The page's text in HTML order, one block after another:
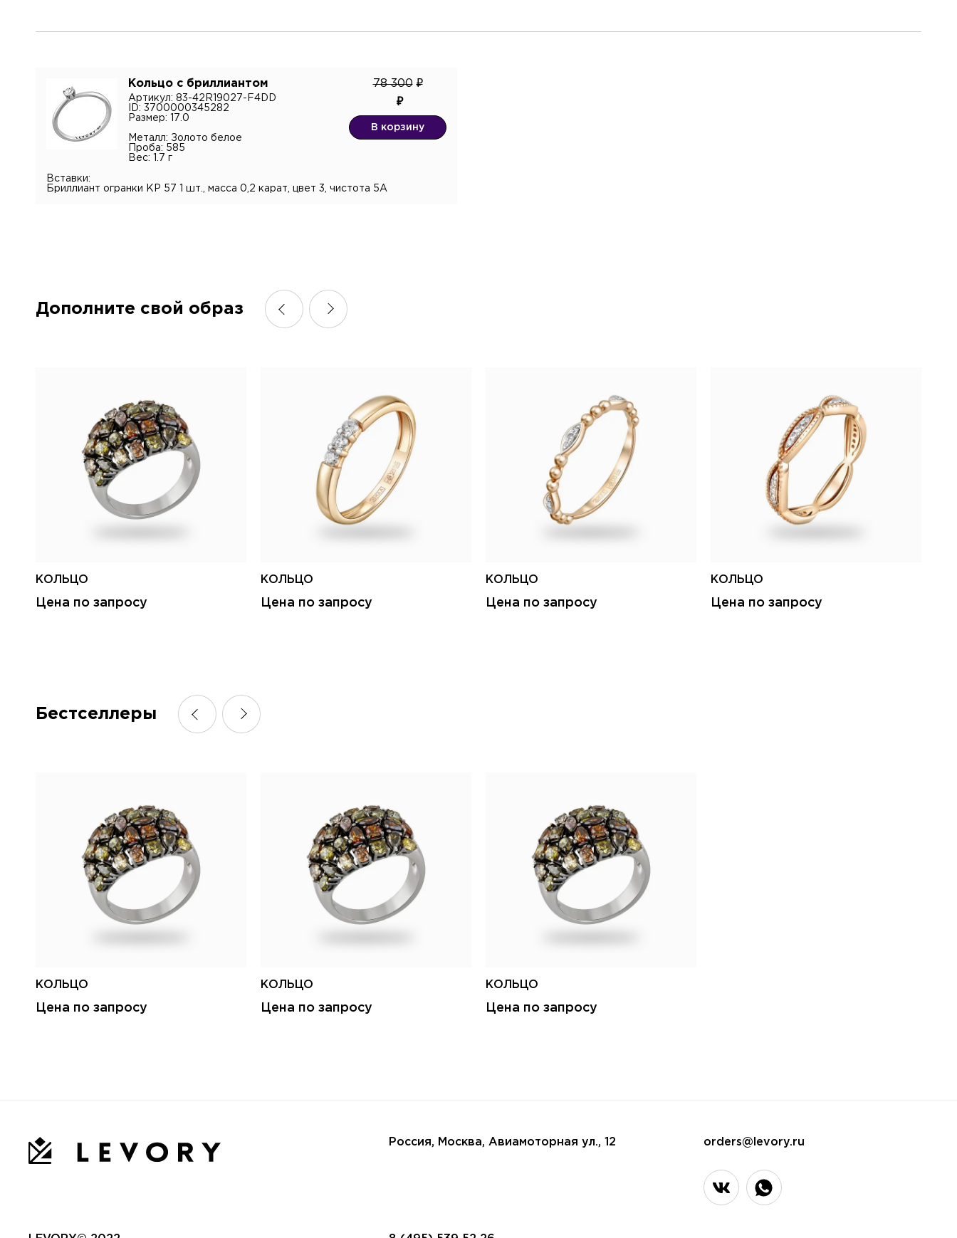
Кольцо с бриллиантом
Артикул: 83-42R19027-F4DD
ID: 3700000345282
Размер: 17.0
Металл: Золото белое
Проба: 585
Вес: 1.7 г
78 300
В корзину
Вставки:
Бриллиант огранки КР 57 1 шт., масса 0,2 карат, цвет 3, чистота 5А
персональных данных.*
Дополните свой образ
КОЛЬЦО
Цена по запросу
КОЛЬЦО
Цена по запросу
КОЛЬЦО
Цена по запросу
КОЛЬЦО
Цена по запросу
Бестселлеры
КОЛЬЦО
Цена по запросу
КОЛЬЦО
Цена по запросу
КОЛЬЦО
Цена по запросу
Россия, Москва, Авиамоторная ул., 12 orders@levory.ru